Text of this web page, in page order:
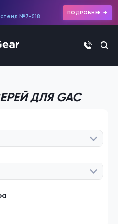
стенд №7-518
ПОДРОБНЕЕ
+7 (495)
ДЛЯ GAC